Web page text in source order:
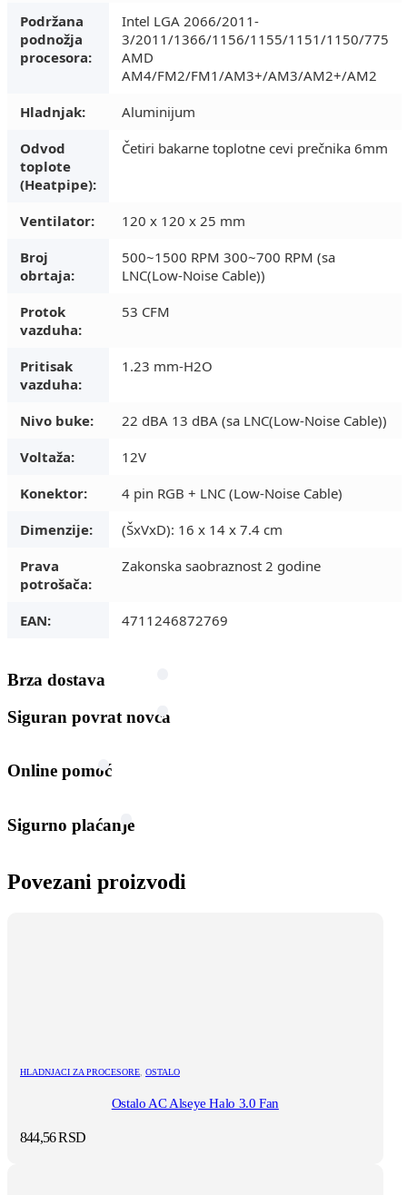
Podržana
podnožja
procesora:
Intel LGA 2066/2011-
3/2011/1366/1156/1155/1151/1150/775
AMD
AM4/FM2/FM1/AM3+/AM3/AM2+/AM2
Hladnjak:
Aluminijum
Odvod
toplote
(Heatpipe):
Četiri bakarne toplotne cevi prečnika 6mm
Ventilator:
120 x 120 x 25 mm
Broj
obrtaja:
500~1500 RPM 300~700 RPM (sa
LNC(Low-Noise Cable))
Protok
vazduha:
53 CFM
Pritisak
vazduha:
1.23 mm-H2O
Nivo buke:
22 dBA 13 dBA (sa LNC(Low-Noise Cable))
Voltaža:
12V
Konektor:
4 pin RGB + LNC (Low-Noise Cable)
Dimenzije:
(ŠxVxD): 16 x 14 x 7.4 cm
Prava
potrošača:
Zakonska saobraznost 2 godine
EAN: 4711246872769
Brza dostava
Siguran povrat novca
Online pomoć
Sigurno plaćanje
Povezani proizvodi
HLADNJACI ZA PROCESORE OSTALO
Ostalo AC Alseye Halo 3.0 Fan
844,56RSD